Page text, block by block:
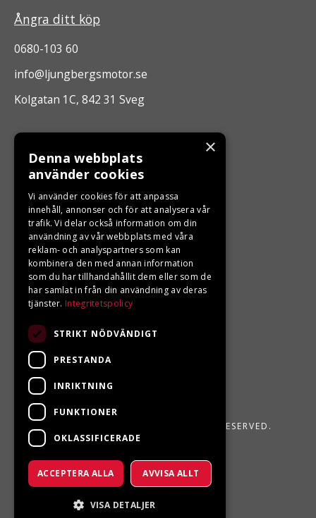
Ångra ditt köp
0680-103 60
info@ljungbergsmotor.se
Kolgatan 1C, 842 31 Sveg
ÖPPETTIDER
Måndag - Fredag 10.00 -17.00
LJUNGBERGS MOTOR
Din BRP återförsäljare i Sveg!
LJUNGBERGS MOTOR 2026. ALL RIGHTS RESERVED.
POWERED BY EMPORI CMS
×
Denna webbplats
använder cookies
Vi använder cookies för att anpassa
innehåll, annonser och för att analysera vår
trafik. Vi delar också information om din
användning av vår webbplats med våra
reklam- och analyspartners som kan
kombinera den med annan information
som du har tillhandahållit dem eller som de
har samlat in från din användning av deras
tjänster. Integritetspolicy
STRIKT NÖDVÄNDIGT
PRESTANDA
INRIKTNING
FUNKTIONER
OKLASSIFICERADE
ACCEPTERA ALLA AVVISA ALLT
VISA DETALJER